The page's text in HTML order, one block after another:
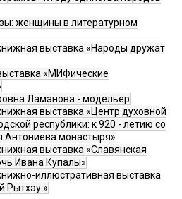
женщины в литературном
выставка «Народы дружат
«МИФические
Ламанова - модельер
выставка «Центр духовной
республики: к 920 - летию со
Антониева монастыря»
выставка «Славянская
Ивана Купалы»
иллюстративная выставка
Рытхэу.»